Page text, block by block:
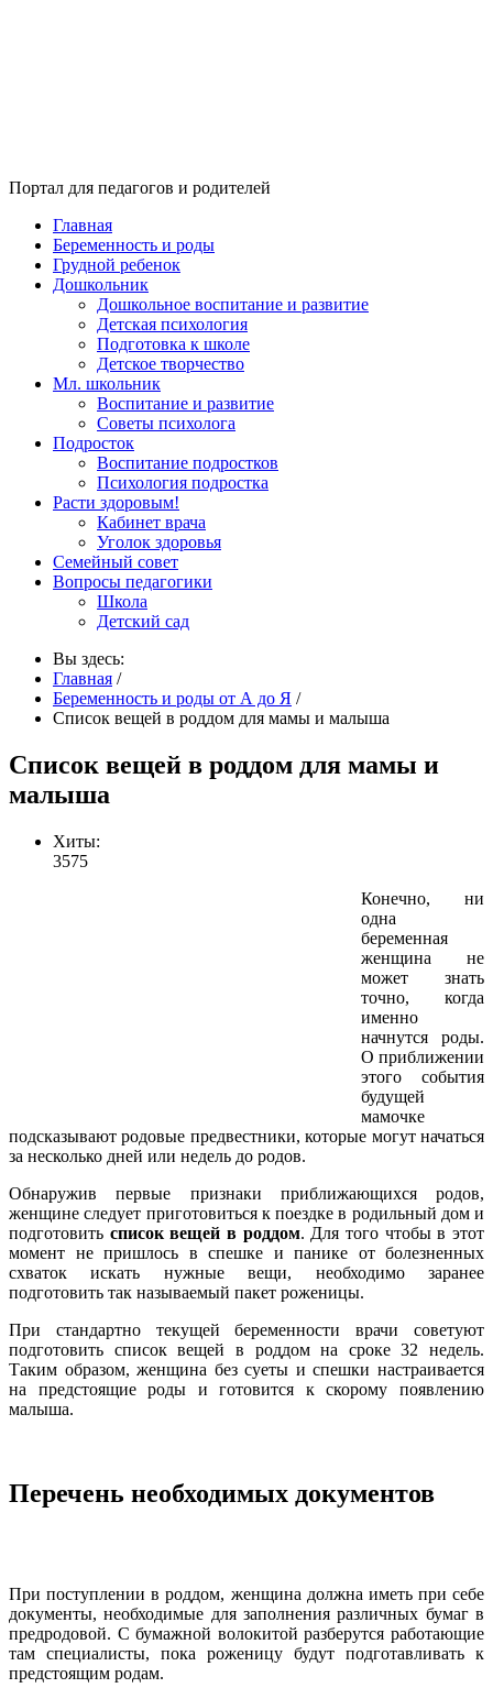
Портал для педагогов и родителей
Главная
Беременность и роды
Грудной ребенок
Дошкольник
Дошкольное воспитание и развитие
Детская психология
Подготовка к школе
Детское творчество
Мл. школьник
Воспитание и развитие
Советы психолога
Подросток
Воспитание подростков
Психология подростка
Расти здоровым!
Кабинет врача
Уголок здоровья
Семейный совет
Вопросы педагогики
Школа
Детский сад
Вы здесь:
Главная /
Беременность и роды от А до Я /
Список вещей в роддом для мамы и малыша
Список вещей в роддом для мамы и
малыша
Хиты:
3575
Конечно, ни
одна
беременная
женщина не
может знать
точно, когда
именно
начнутся роды.
О приближении
этого события
будущей
мамочке
подсказывают родовые предвестники, которые могут начаться
за несколько дней или недель до родов.
Обнаружив первые признаки приближающихся родов,
женщине следует приготовиться к поездке в родильный дом и
подготовить список вещей в роддом. Для того чтобы в этот
момент не пришлось в спешке и панике от болезненных
схваток искать нужные вещи, необходимо заранее
подготовить так называемый пакет роженицы.
При стандартно текущей беременности врачи советуют
подготовить список вещей в роддом на сроке 32 недель.
Таким образом, женщина без суеты и спешки настраивается
на предстоящие роды и готовится к скорому появлению
малыша.
Перечень необходимых документов
При поступлении в роддом, женщина должна иметь при себе
документы, необходимые для заполнения различных бумаг в
предродовой. С бумажной волокитой разберутся работающие
там специалисты, пока роженицу будут подготавливать к
предстоящим родам.